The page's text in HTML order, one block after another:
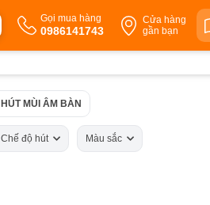
Gọi mua hàng
0986141743
Cửa hàng
gần bạn
HÚT MÙI ÂM BÀN
Chế độ hút Màu sắc